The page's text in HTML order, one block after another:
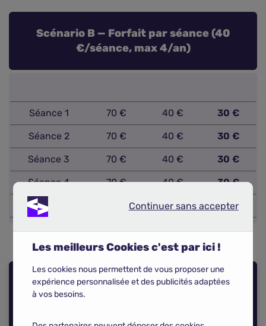
Scénario B — Forfait par séance (40
€/séance, max 4/an)
Séance 1 70 € 40 € 30 €
Séance 2 70 € 40 € 30 €
Séance 3 70 € 40 € 30 €
Séance 4 70 € 40 € 30 €
Total 280 € 160 € 120 €
Continuer sans accepter
Les meilleurs Cookies c'est par ici !
Les cookies nous permettent de vous proposer une
expérience personnalisée et des publicités adaptées
à vos besoins.
Continuer sans accepter